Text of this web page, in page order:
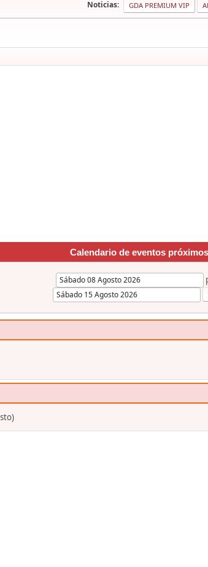
Noticias: GDA PREMIUM VIP
Calendario de eventos próximos